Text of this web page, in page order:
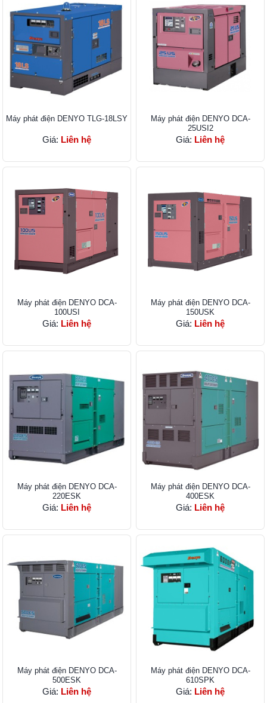
Máy phát điện DENYO TLG-18LSY
Giá: Liên hệ
Máy phát điện DENYO DCA-
25USI2
Giá: Liên hệ
Máy phát điện DENYO DCA-
100USI
Giá: Liên hệ
Máy phát điện DENYO DCA-
150USK
Giá: Liên hệ
Máy phát điện DENYO DCA-
220ESK
Giá: Liên hệ
Máy phát điện DENYO DCA-
400ESK
Giá: Liên hệ
Máy phát điện DENYO DCA-
500ESK
Giá: Liên hệ
Máy phát điện DENYO DCA-
610SPK
Giá: Liên hệ